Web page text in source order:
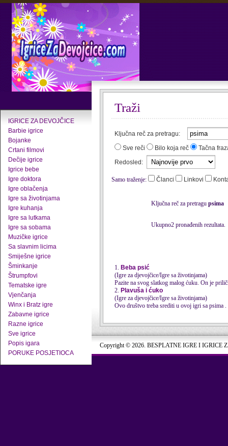
IGRICE ZA DEVOJČICE
Barbie igrice
Bojanke
Crtani filmovi
Dečije igrice
Igrice bebe
Igre doktora
Igre oblačenja
Igre sa životinjama
Igre kuhanja
Igre sa lutkama
Igre sa sobama
Muzičke igrice
Sa slavnim licima
Smiješne igrice
Šminkanje
Štrumpfovi
Tematske igre
Vjenčanja
Winx i Bratz igre
Zabavne igrice
Razne igrice
Sve igrice
Popis igara
PORUKE POSJETIOCA
Traži
Ključna reč za pretragu:
Sve reči
Bilo koja reč
Tačna
Redosled:
Samo traženje: Članci Linkovi
Ključna reč za pretragu psima
Ukupno2 pronađenih rezultata.
1. Beba psić
(Igre za djevojčice/Igre sa životinjama)
Pazite na svog slatkog malog ćuku. On je
2. Plavuša i ćuko
(Igre za djevojčice/Igre sa životinjama)
Ovo društvo treba srediti u ovoj igri sa psima
Copyright © 2026. BESPLATNE IGRE I IGRICE